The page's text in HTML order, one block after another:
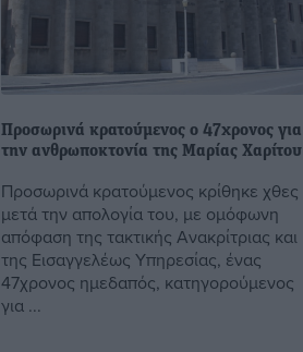
Προσωρινά κρατούμενος ο 47χρονος για
την ανθρωποκτονία της Μαρίας Χαρίτου
Προσωρινά κρατούμενος κρίθηκε χθες
μετά την απολογία του, με ομόφωνη
απόφαση της τακτικής Ανακρίτριας και
της Εισαγγελέως Υπηρεσίας, ένας
47χρονος ημεδαπός, κατηγορούμενος
για ...